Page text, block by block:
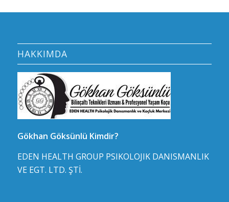
HAKKIMDA
Gökhan Göksünlü Kimdir?
EDEN HEALTH GROUP PSIKOLOJIK DANISMANLIK
VE EGT. LTD. ŞTİ.